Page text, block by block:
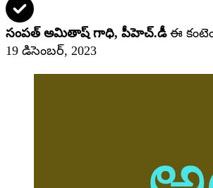
సంపత్ అమితాష్ గాధి, పీహెచ్‌.డీఈ
19 డిసెంబర్, 2023